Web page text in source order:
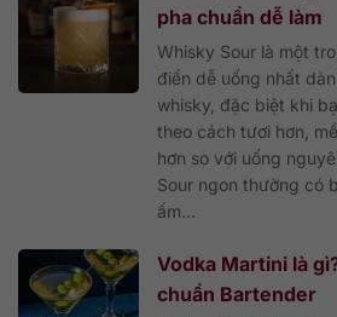
pha chuẩn dễ làm
Whisky Sour là một
điển dễ uống nhất
whisky, đặc biệt khi
theo cách tươi hơn,
hơn so với uống
Sour ngon thường có
ấm...
Vodka Martini là
chuẩn Bartender